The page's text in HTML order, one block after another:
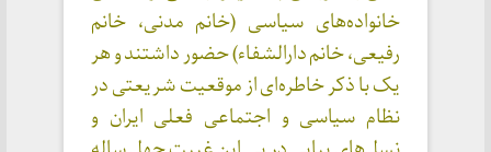
خانواده‌های سیاسی (خانم مدنی، خانم
رفیعی، خانم دارالشفاء) حضور داشتند و هر
یک با ذکر خاطره‌ای از موقعیت شریعتی در
نظام سیاسی و اجتماعی فعلی ایران و